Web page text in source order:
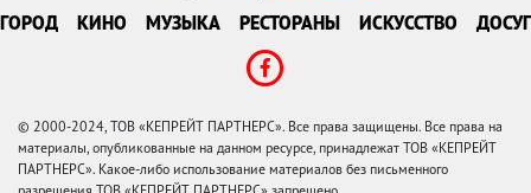
ГОРОД КИНО МУЗЫКА РЕСТОРАНЫ ИСКУССТВО ДОСУГ
© 2000-2024, ТОВ «КЕПРЕЙТ ПАРТНЕРС». Все права защищены. Все права на
материалы, опубликованные на данном ресурсе, принадлежат ТОВ «КЕПРЕЙТ
ПАРТНЕРС». Какое-либо использование материалов без письменного